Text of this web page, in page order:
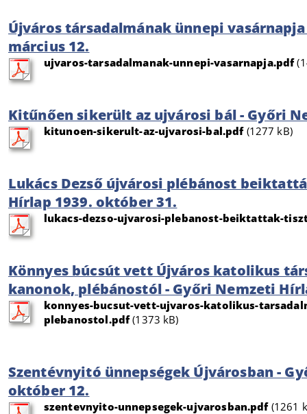
Újváros társadalmának ünnepi
március 12.
ujvaros-tarsadalmanak-unnepi-vasarnapja.pdf
Kitűnően sikerült az ujvárosi bál - Győri
kitunoen-sikerult-az-ujvarosi-bal.pdf(1277 kB)
Lukács Dezső újvárosi plébánost
Hírlap 1939. október 31.
lukacs-dezso-ujvarosi-plebanost-beiktattak-
Könnyes búcsút vett Újváros katolikus
kanonok, plébánostól - Győri Nemzeti
konnyes-bucsut-vett-ujvaros-katolikus-
plebanostol.pdf(1373 kB)
Szentévnyitó ünnepségek Újvárosban -
október 12.
szentevnyito-unnepsegek-ujvarosban.pdf(1261